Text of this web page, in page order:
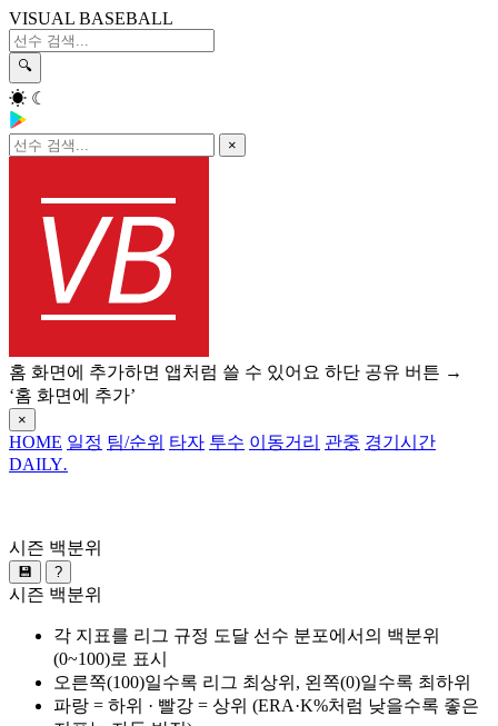
VISUAL BASEBALL
🔍
☀ ☾
×
홈 화면에 추가하면 앱처럼 쓸 수 있어요 하단 공유 버튼 →
‘홈 화면에 추가’
×
HOME 일정 팀/순위 타자 투수 이동거리 관중 경기시간
DAILY.
시즌 백분위
💾 ?
시즌 백분위
각 지표를 리그 규정 도달 선수 분포에서의 백분위
(0~100)로 표시
오른쪽(100)일수록 리그 최상위, 왼쪽(0)일수록 최하위
파랑 = 하위 · 빨강 = 상위 (ERA·K%처럼 낮을수록 좋은